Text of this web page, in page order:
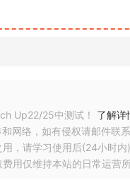
Up22/25中测试！ 了解详
网络，如有侵权请邮件联系
，请学习使用后(24小时内)
用仅维持本站的日常运营